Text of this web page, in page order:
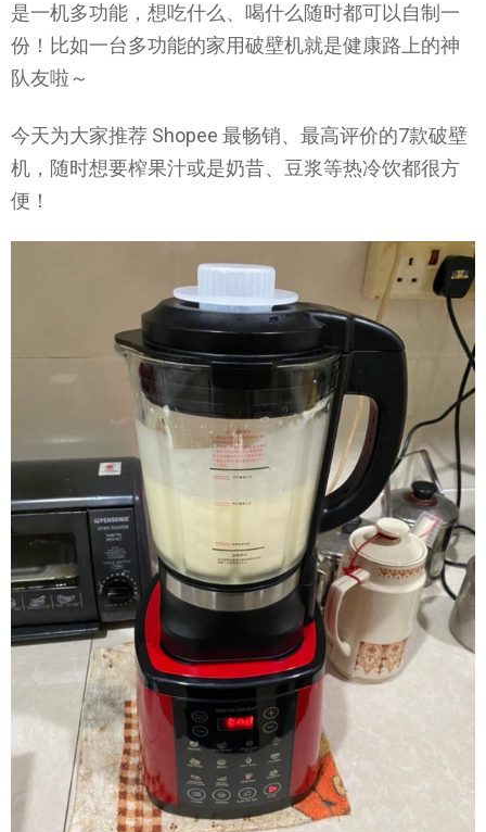
是一机多功能，想吃什么、喝什么随时都可以自制一
份！比如一台多功能的家用破壁机就是健康路上的神
队友啦～
今天为大家推荐 Shopee 最畅销、最高评价的7款破壁
机，随时想要榨果汁或是奶昔、豆浆等热冷饮都很方
便！